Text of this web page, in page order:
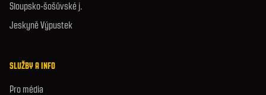
Sloupsko-šošůvské j.
Jeskyně Výpustek
SLUŽBY A INFO
Pro média